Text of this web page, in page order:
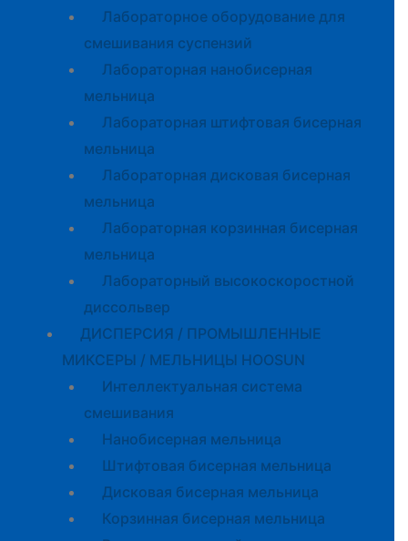
Лабораторное оборудование для
смешивания суспензий
Лабораторная нанобисерная
мельница
Лабораторная штифтовая бисерная
мельница
Лабораторная дисковая бисерная
мельница
Лабораторная корзинная бисерная
мельница
Лабораторный высокоскоростной
диссольвер
ДИСПЕРСИЯ / ПРОМЫШЛЕННЫЕ
МИКСЕРЫ / МЕЛЬНИЦЫ HOOSUN
Интеллектуальная система
смешивания
Нанобисерная мельница
Штифтовая бисерная мельница
Дисковая бисерная мельница
Корзинная бисерная мельница